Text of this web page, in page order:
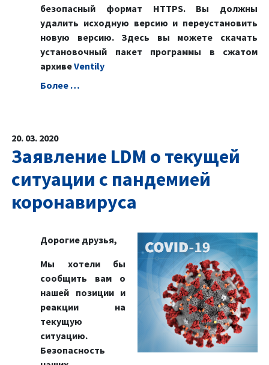
безопасный формат HTTPS. Вы должны
удалить исходную версию и переустановить
новую версию. Здесь вы можете скачать
установочный пакет программы в сжатом
архивеVentily
Болeе …
20. 03. 2020
Заявление LDM о текущей
ситуации с пандемией
коронавируса
Дорогие друзья,
Мы хотели бы
сообщить вам о
нашей позиции и
реакции на
текущую
ситуацию.
Безопасность